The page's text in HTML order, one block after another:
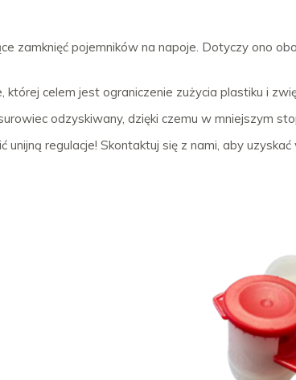
zamknięć pojemników na napoje. Dotyczy ono
celem jest ograniczenie zużycia plastiku i
odzyskiwany, dzięki czemu w mniejszym
regulacje! Skontaktuj się z nami, aby uzyskać